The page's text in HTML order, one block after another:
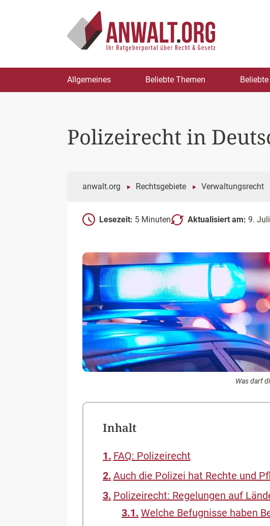
springen
Allgemeines Beliebte Themen
Polizeirecht in
anwalt.org Rechtsgebiete Verwaltungsrecht
Lesezeit: 5 Minuten Aktualisiert am: 9.
Was darf
Inhalt
FAQ: Polizeirecht
Auch die Polizei hat Rechte und
Polizeirecht: Regelungen auf
Welche Befugnisse haben